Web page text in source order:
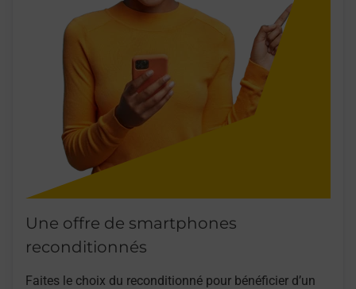
Une offre de smartphones
reconditionnés
Faites le choix du reconditionné pour bénéficier d’un